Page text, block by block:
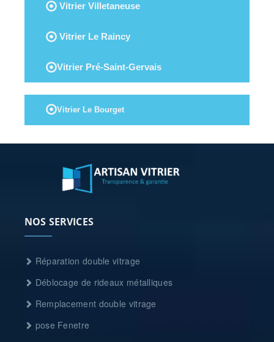
Vitrier Villetaneuse
Vitrier Le Raincy
Vitrier Pré-Saint-Gervais
Vitrier Le Bourget
NOS SERVICES
Réparation double vitrage
Déblocage de rideaux métalliques
Remplacement double vitrage
pose Fenetre